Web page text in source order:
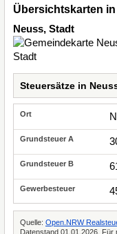
Übersichtskarten
Neuss, Stadt
Steuersätze in
Quelle: Open.NRW
Datenstand 01.01.2026. Für